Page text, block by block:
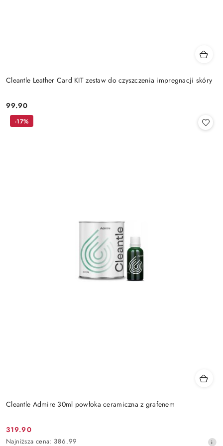
Cleantle Leather Card KIT zestaw do czyszczenia impregnacji skóry
Cena:
99.90
Cleantle Admire 30ml powłoka ceramiczna z grafenem
Cena
319.90
Najniższa
Najniższa cena: 386.99
-17%